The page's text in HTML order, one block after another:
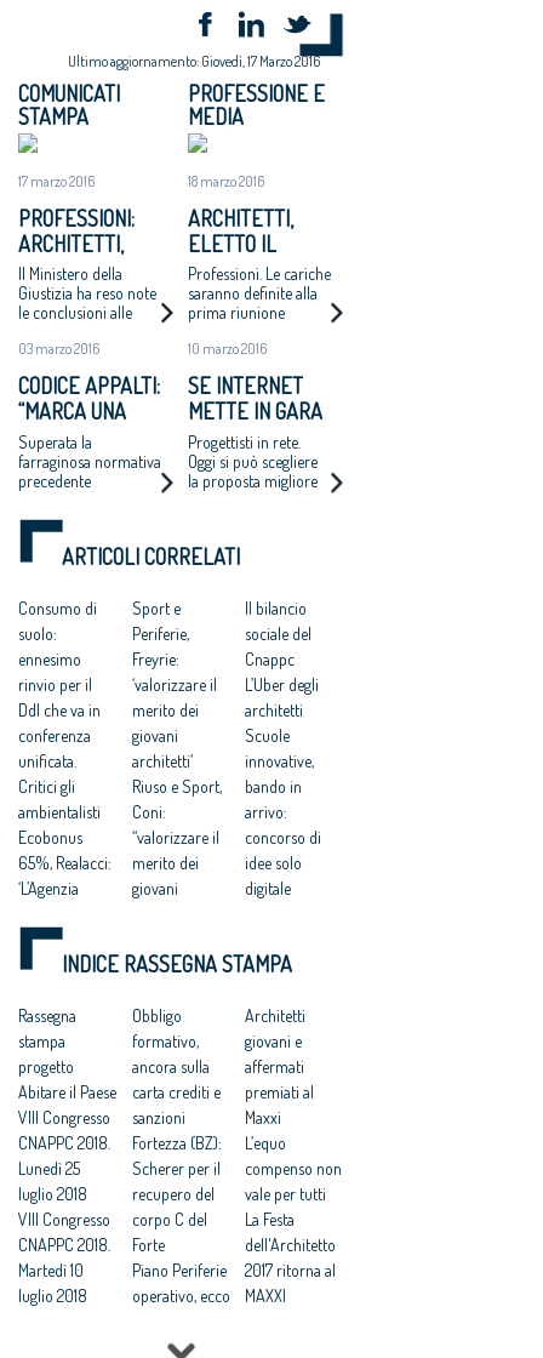
Ultimo aggiornamento: Giovedì, 17 Marzo 2016
COMUNICATI
STAMPA
17 marzo 2016
PROFESSIONI:
ARCHITETTI,
ELETTO IL NUOVO
CONSIGLIO
NAZIONALE
Il Ministero della
Giustizia ha reso note
le conclusioni alle
Commissione
appositamente
costituita per la
delle elezioni per il
rinnovo del Cnappc
03 marzo 2016
CODICE APPALTI:
“MARCA UNA
SIGNIFICATIVA
DISCONTINUITÀ”
Superata la
farraginosa normativa
precedente
PROFESSIONE E
MEDIA
18 marzo 2016
ARCHITETTI,
ELETTO IL
CONSIGLIO
Professioni. Le cariche
saranno definite alla
prima riunione
10 marzo 2016
SE INTERNET
METTE IN GARA
GLI ARCHITETTI
Progettisti in rete.
Oggi si può scegliere
la proposta migliore
nell’era dei
ARTICOLI CORRELATI
Consumo di
suolo:
ennesimo
rinvio per il
Ddl che va in
conferenza
unificata.
Critici gli
ambientalisti
Ecobonus
65%, Realacci:
‘L’Agenzia
modalità per i
condomini’
E-lab per
accelerare
innovazione e
riqualificazion
e
Ecobonus
condomini:
“stiamo
perdendo una
importante
occasione”
Nuovo Codice.
Sport e
Periferie,
Freyrie:
‘valorizzare il
merito dei
giovani
architetti’
Riuso e Sport,
Coni:
“valorizzare il
merito dei
giovani
edilizio unico,
vittoria degli
architetti»
Efficienza
energetica,
accordo Cna-
Enel per la
formazione
gratis agli
architetti
Efficienza
energetica, da
Legambiente il
Il bilancio
sociale del
Cnappc
L’Uber degli
architetti
Scuole
innovative,
bando in
arrivo:
concorso di
idee solo
digitale
Lombardia sul
unico
Stefano Boeri:
‘in Italia troppi
architetti
rispetto alla
domanda’
INDICE RASSEGNA STAMPA
Rassegna
stampa
progetto
Abitare il Paese
VIII Congresso
CNAPPC 2018.
Lunedì 25
luglio 2018
VIII Congresso
CNAPPC 2018.
Martedì 10
luglio 2018
Obbligo
formativo,
ancora sulla
carta crediti e
sanzioni
Fortezza (BZ):
Scherer per il
recupero del
corpo C del
Forte
Piano Periferie
operativo, ecco
finanziati
Architetti
giovani e
affermati
premiati al
Maxxi
L’equo
compenso non
vale per tutti
La Festa
dell'Architetto
2017 ritorna al
MAXXI